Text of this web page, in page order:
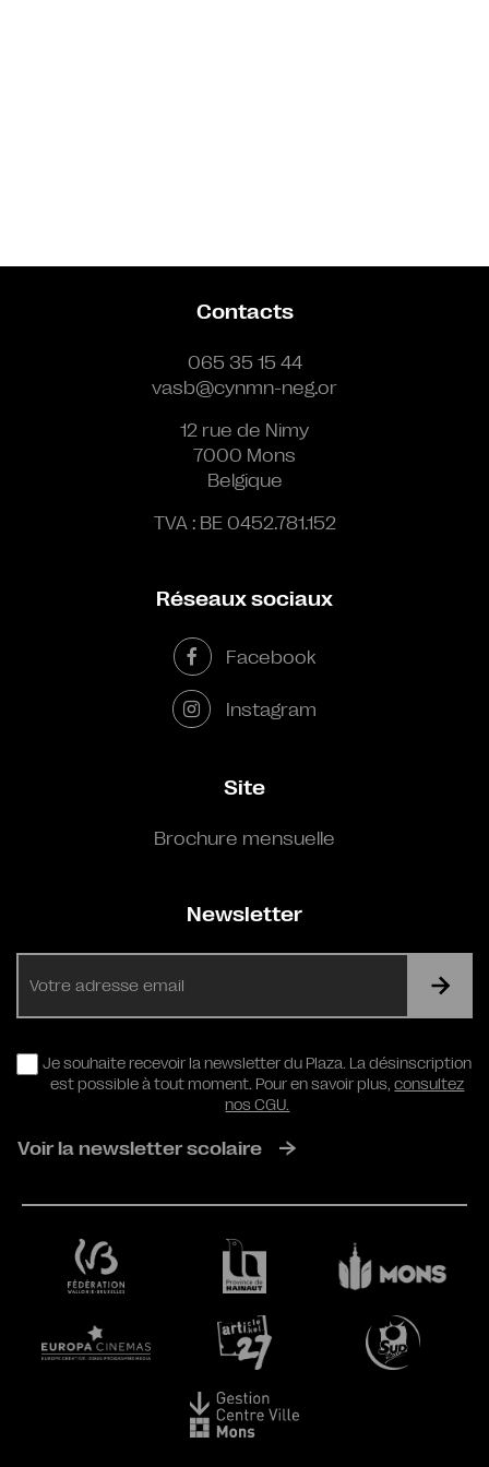
Contacts
065 35 15 44
vasb@cynmn-neg.or
12 rue de Nimy
7000 Mons
Belgique
TVA : BE 0452.781.152
Réseaux sociaux
Facebook
Instagram
Site
Brochure mensuelle
Newsletter
RGPD
Je souhaite recevoir la newsletter du Plaza. La désinscription
est possible à tout moment. Pour en savoir plus,consultez
nos CGU.
Voir la newsletter scolaire